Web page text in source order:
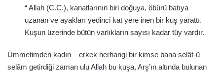
“ Allah (C.C.), kanatlarının biri doğuya, öbürü batıya
uzanan ve ayakları yedinci kat yere inen bir kuş yarattı.
Kuşun üzerinde bütün varlıkların sayısı kadar tüy vardır.
Ümmetimden kadın – erkek herhangi bir kimse bana selât-ü
selâm getirdiği zaman ulu Allah bu kuşa, Arş’ın altında bulunan